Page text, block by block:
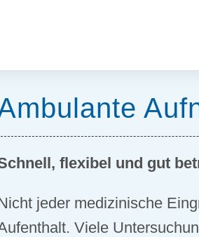
flexibel und gut
jeder medizinische
Viele